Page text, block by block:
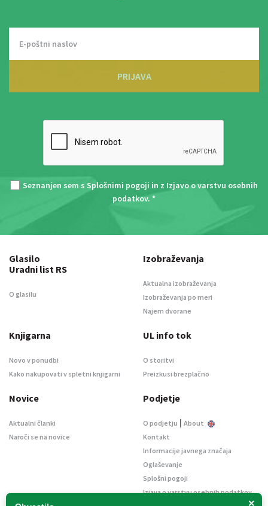
PRIJAVA
Seznanjen sem s Splošnimi pogoji in z Izjavo o varstvu osebnih
podatkov. *
×
Glasilo
Uradni list RS
O glasilu
Izobraževanja
Aktualna izobraževanja
Izobraževanja po meri
Najem dvorane
Knjigarna
Novo v ponudbi
Kako nakupovati v spletni knjigarni
UL info tok
O storitvi
Preizkusi brezplačno
Novice
Aktualni članki
Naroči se na novice
Podjetje
O podjetju | About
Kontakt
Informacije javnega značaja
Oglaševanje
Splošni pogoji
Izjava o varstvu osebnih podatkov